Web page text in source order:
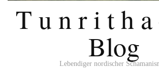
T u n r i t h a
Blog
Lebendiger nordischer